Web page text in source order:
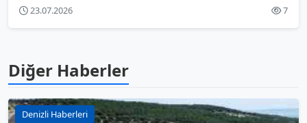
23.07.2026 7
Diğer Haberler
Denizli Haberleri